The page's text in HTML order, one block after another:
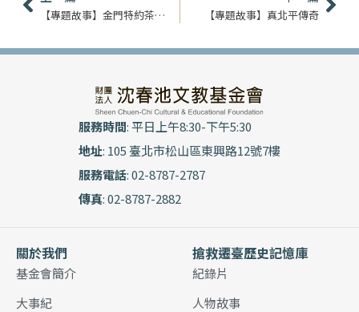
【專題故事】金門特約茶室｜揭密．軍中樂園 【專題故事】真北平傳奇
服務時間: 平日上午8:30-下午5:30
地址: 105 臺北市松山區東興路12號7樓
服務電話: 02-8787-2787
傳真: 02-8787-2882
關於我們
基金會簡介
大事紀
搶救遷臺歷史記憶庫
紀錄片
人物故事